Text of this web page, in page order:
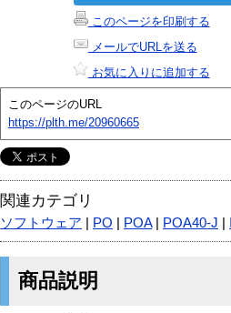
このページを印刷する
メールでURLを送る
お気に入りに追加する
このページのURL
https://plth.me/20960665
関連カテゴリ
ソフトウェア PO POA| POA40-J
商品説明